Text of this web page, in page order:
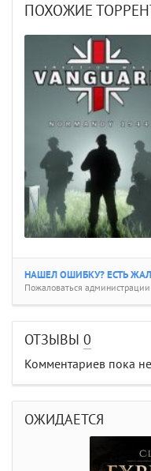
ПОХОЖИЕ
НАШЕЛ ОШИБКУ? ЕСТЬ
Пожаловаться администрации
ОТЗЫВЫ 0
Комментариев пока
ОЖИДАЕТСЯ